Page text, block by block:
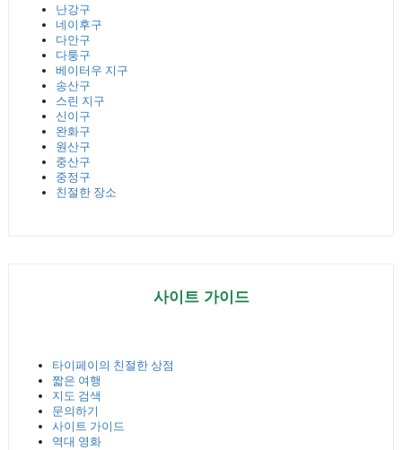
난강구
네이후구
다안구
다퉁구
베이터우 지구
송산구
스린 지구
신이구
완화구
원산구
중산구
중정구
친절한 장소
사이트 가이드
타이페이의 친절한 상점
짧은 여행
지도 검색
문의하기
사이트 가이드
역대 영화